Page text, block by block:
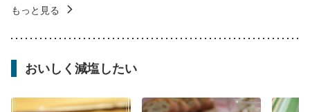
もっと見る
おいしく減塩したい